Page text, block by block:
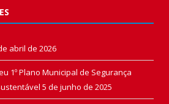
abril de 2026
1º Plano Municipal de Segurança
5 de junho de 2025